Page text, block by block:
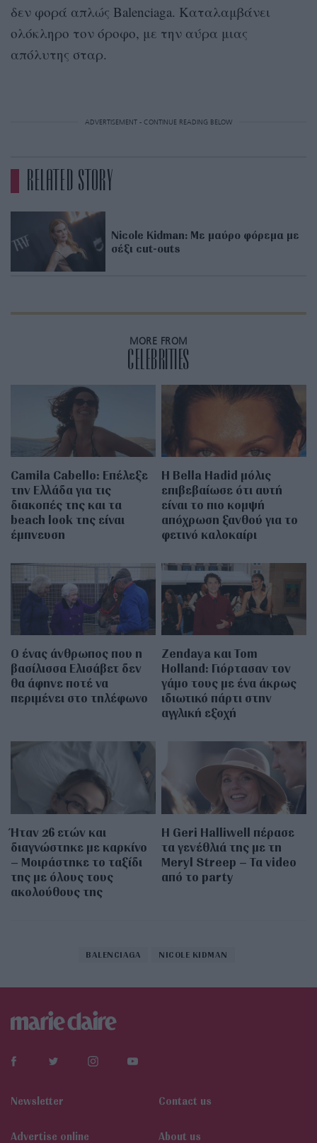
δεν φορά απλώς Balenciaga. Καταλαμβάνει
ολόκληρο τον όροφο, με την αύρα μιας
απόλυτης σταρ.
ADVERTISEMENT - CONTINUE READING BELOW
RELATED STORY
Nicole Kidman: Με μαύρο φόρεμα με
σέξι cut-outs
MORE FROM
CELEBRITIES
Camila Cabello: Επέλεξε
την Ελλάδα για τις
διακοπές της και τα
beach look της είναι
έμπνευση
Η Bella Hadid μόλις
επιβεβαίωσε ότι αυτή
είναι το πιο κομψή
απόχρωση ξανθού για το
φετινό καλοκαίρι
Ο ένας άνθρωπος που η
βασίλισσα Ελισάβετ δεν
θα άφηνε ποτέ να
περιμένει στο τηλέφωνο
Zendaya και Tom
Holland: Γιόρτασαν τον
γάμο τους με ένα άκρως
ιδιωτικό πάρτι στην
αγγλική εξοχή
Ήταν 26 ετών και
διαγνώστηκε με καρκίνο
– Μοιράστηκε το ταξίδι
της με όλους τους
ακολούθους της
Η Geri Halliwell πέρασε
τα γενέθλιά της με τη
Meryl Streep – Τα video
από το party
BALENCIAGA NICOLE KIDMAN
Newsletter Contact us
Αdvertise online About us